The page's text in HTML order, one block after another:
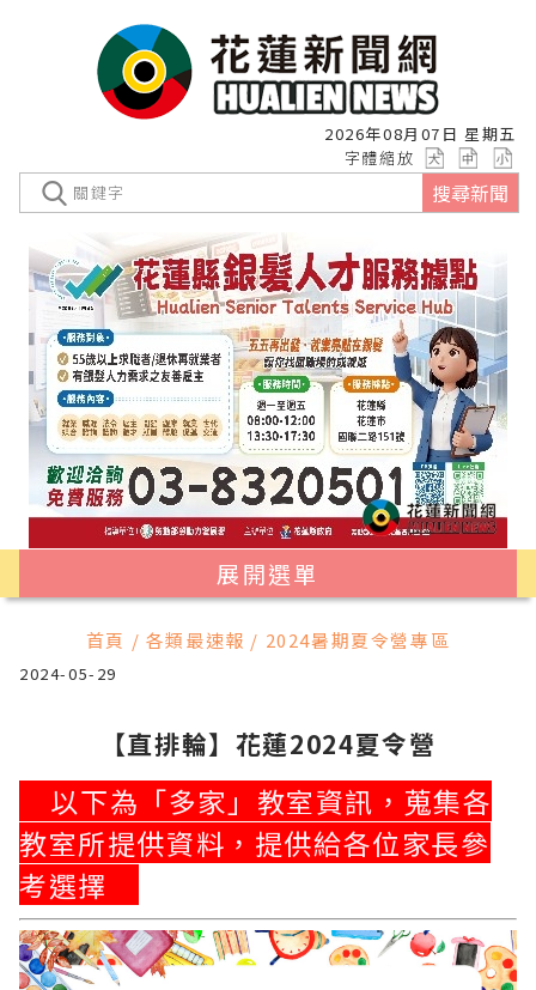
2026年08月07日 星期五
字體縮放
搜尋新聞
展開選單
首頁 / 各類最速報 / 2024暑期夏令營專區
2024-05-29
【直排輪】花蓮2024夏令營
以下為「多家」教室資訊，蒐集各
教室所提供資料，提供給各位家長參
考選擇